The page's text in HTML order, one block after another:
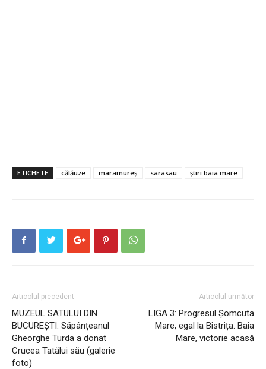
ETICHETE călăuze maramureș sarasau știri baia mare
Articolul precedent
MUZEUL SATULUI DIN
BUCUREȘTI: Săpânțeanul
Gheorghe Turda a donat
Crucea Tatălui său (galerie
foto)
Articolul următor
LIGA 3: Progresul Șomcuta
Mare, egal la Bistrița. Baia
Mare, victorie acasă